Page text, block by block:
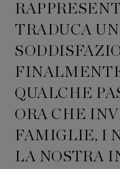
TRADUCA
QUALCHE
ORA CHE
FAMIGLIE, I
LA NOSTRA